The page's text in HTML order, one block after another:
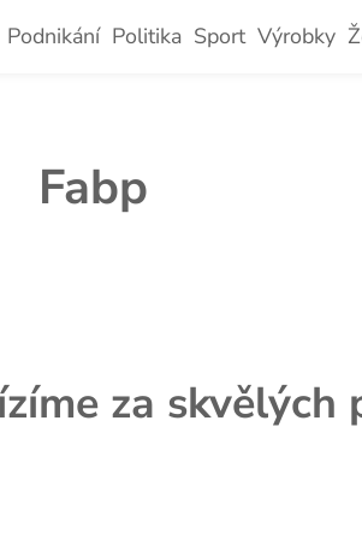
Podnikání Politika Sport Výrobky
Fabp
za skvělých